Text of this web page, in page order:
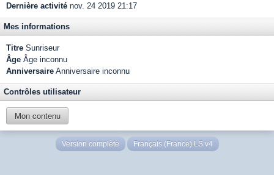
Dernière activité nov. 24 2019 21:17
Mes informations
Titre Sunriseur
Âge Âge inconnu
Anniversaire Anniversaire inconnu
Contrôles utilisateur
Mon contenu
Version complète Français (France) LS v4